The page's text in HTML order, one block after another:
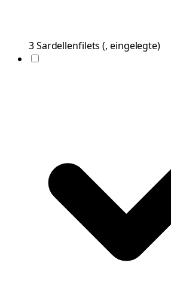
3Sardellenfilets (, eingelegte)